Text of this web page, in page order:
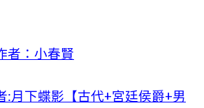
者：小春賢
:月下蝶影【古代+宮廷侯爵+男